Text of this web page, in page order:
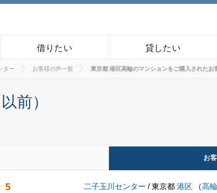
借りたい 貸したい
ター お客様の声一覧 東京都 港区高輪のマンションをご購入された
前）
お
5 二子玉川センター / 東京都港区 （高